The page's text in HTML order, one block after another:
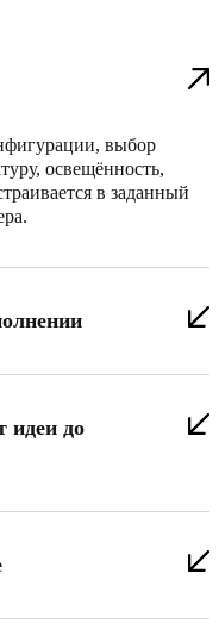
выбор
освещённость,
в заданный
идеи до